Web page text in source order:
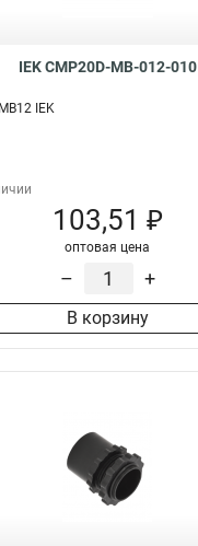
IEK CMP20D-MB-012-010
IEK
103,51 ₽
оптовая цена
– +
В корзину